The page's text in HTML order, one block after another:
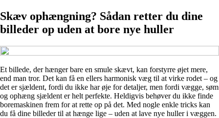
Skæv ophængning? Sådan retter du dine
billeder op uden at bore nye huller
Et billede, der hænger bare en smule skævt, kan forstyrre øjet mere,
end man tror. Det kan få en ellers harmonisk væg til at virke rodet – og
det er sjældent, fordi du ikke har øje for detaljer, men fordi vægge, søm
og ophæng sjældent er helt perfekte. Heldigvis behøver du ikke finde
boremaskinen frem for at rette op på det. Med nogle enkle tricks kan
du få dine billeder til at hænge lige – uden at lave nye huller i væggen.